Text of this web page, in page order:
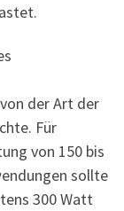
der Art der
Für
von 150 bis
sollte
300 Watt